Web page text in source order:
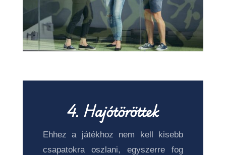
4. Hajótöröttek
Ehhez a játékhoz nem kell kisebb
csapatokra oszlani, egyszerre fog